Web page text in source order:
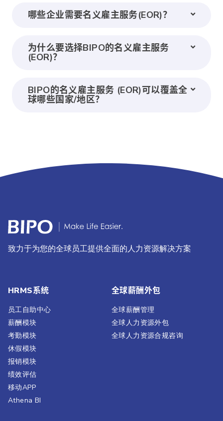
哪些企业需要名义雇主服务(EOR)？
为什么要选择BIPO的名义雇主服务
(EOR)？
BIPO的名义雇主服务 (EOR)可以覆盖全
球哪些国家/地区？
致力于为您的全球员工提供全面的人力资源解决方案
HRMS系统
员工自助中心
薪酬模块
考勤模块
休假模块
报销模块
绩效评估​
移动APP
Athena BI
全球薪酬外包
全球薪酬管理
全球人力资源外包
全球人力资源合规咨询